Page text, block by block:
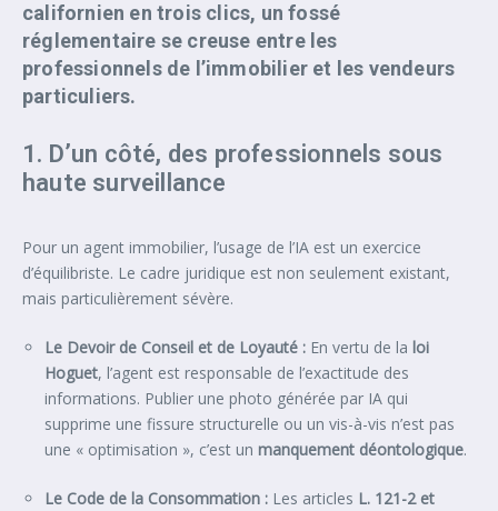
californien en trois clics, un fossé
réglementaire se creuse entre les
professionnels de l’immobilier et les vendeurs
particuliers.
1. D’un côté, des professionnels sous
haute surveillance
Pour un agent immobilier, l’usage de l’IA est un exercice
d’équilibriste. Le cadre juridique est non seulement existant,
mais particulièrement sévère.
Le Devoir de Conseil et de Loyauté : En vertu de la loi
Hoguet, l’agent est responsable de l’exactitude des
informations. Publier une photo générée par IA qui
supprime une fissure structurelle ou un vis-à-vis n’est pas
une « optimisation », c’est un manquement déontologique.
Le Code de la Consommation : Les articles L. 121-2 et